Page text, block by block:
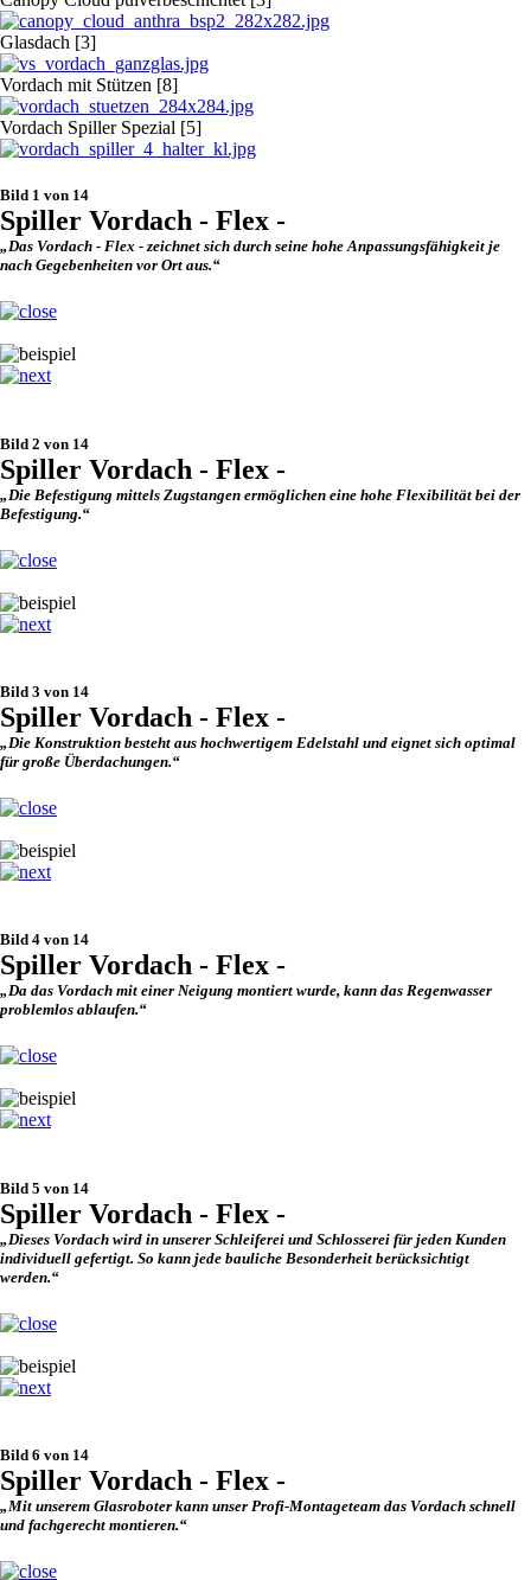
Glasdach [3]
Vordach mit Stützen [8]
Vordach Spiller Spezial [5]
Bild 1 von 14
Spiller Vordach - Flex -
„Das Vordach - Flex - zeichnet sich durch seine hohe Anpassungsfähigkeit je
nach Gegebenheiten vor Ort aus.“
Bild 2 von 14
Spiller Vordach - Flex -
„Die Befestigung mittels Zugstangen ermöglichen eine hohe Flexibilität bei der
Befestigung.“
Bild 3 von 14
Spiller Vordach - Flex -
„Die Konstruktion besteht aus hochwertigem Edelstahl und eignet sich optimal
für große Überdachungen.“
Bild 4 von 14
Spiller Vordach - Flex -
„Da das Vordach mit einer Neigung montiert wurde, kann das Regenwasser
problemlos ablaufen.“
Bild 5 von 14
Spiller Vordach - Flex -
„Dieses Vordach wird in unserer Schleiferei und Schlosserei für jeden Kunden
individuell gefertigt. So kann jede bauliche Besonderheit berücksichtigt
werden.“
Bild 6 von 14
Spiller Vordach - Flex -
„Mit unserem Glasroboter kann unser Profi-Montageteam das Vordach schnell
und fachgerecht montieren.“